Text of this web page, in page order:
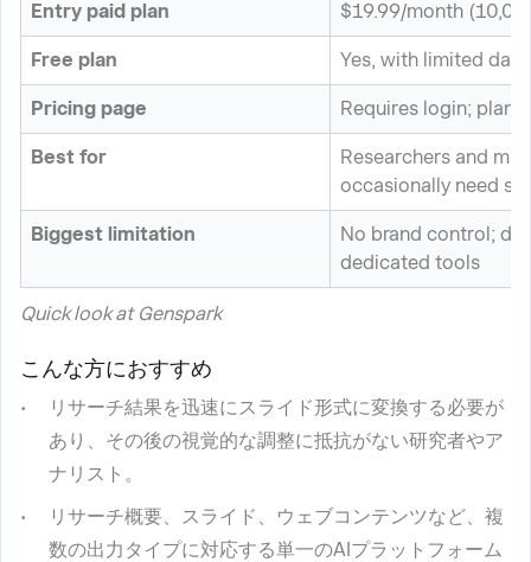
Entry paid plan $19.99/month
Free plan Yes, with limited
Pricing page Requires login; plan
Best for
Researchers and
occasionally need
Biggest limitation
No brand control;
dedicated tools
Quick look at Genspark
こんな方におすすめ
リサーチ結果を迅速にスライド形式に変換する必要が
あり、その後の視覚的な調整に抵抗がない研究者やア
ナリスト。
リサーチ概要、スライド、ウェブコンテンツなど、複
数の出力タイプに対応する単一のAIプラットフォーム